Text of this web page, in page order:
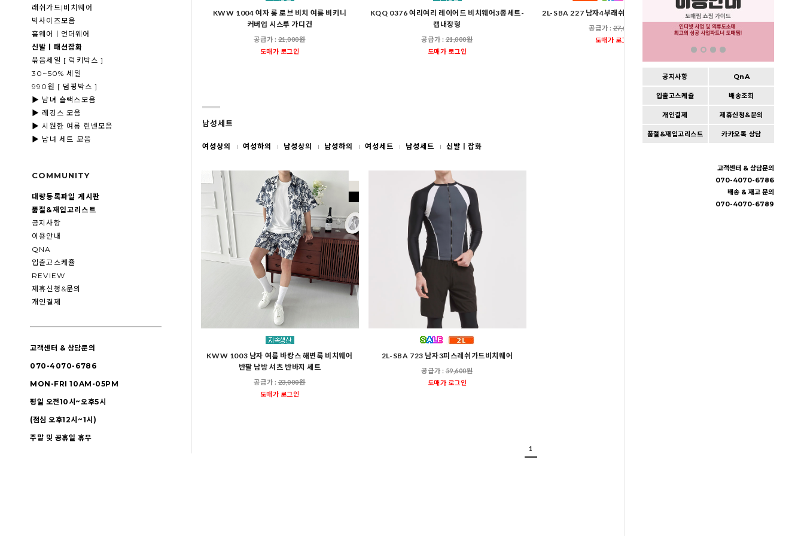
래쉬가드|비치웨어
빅사이즈모음
홈웨어ㅣ언더웨어
신발ㅣ패션잡화
묶음세일 [ 럭키박스 ]
30~50% 세일
990원 [ 덤핑박스 ]
▶ 남녀 슬랙스모음
▶ 레깅스 모음
▶ 시원한 여름 린넨모음
▶ 남녀 세트 모음
COMMUNITY
대량등록파일 게시판
품절&재입고리스트
공지사항
이용안내
QNA
입출고스케쥴
REVIEW
제휴신청&문의
개인결제
고객센터 & 상담문의
070-4070-6786
MON-FRI 10AM-05PM
평일 오전10시~오후5시
(점심 오후12시~1시)
주말 및 공휴일 휴무
공지사항 QnA
입출고스케쥴 배송조회
개인결제 제휴신청&문의
품절&재입고리스트 카카오톡 상담
고객센터 & 상담문의
070-4070-6786
배송 & 재고 문의
070-4070-6789
KWW 1004 여자 롱 로브 비치 여름 비키니
커버업 시스루 가디건
공급가 :21,000원
도매가 로그인
KQQ 0376 여리여리 레이어드 비치웨어3종세트-
캡내장형
공급가 :21,000원
도매가 로그인
2L-SBA 227 남자4부래쉬가드비치웨어반바지
공급가 :27,600원
도매가 로그인
2L-SBA 273 남자4부레쉬가
남성세트
여성상의 여성하의 남성상의 남성하의 여성세트 남성세트 신발ㅣ잡화
KWW 1003 남자 여름 바캉스 해변룩 비치웨어
반팔 남방 셔츠 반바지 세트
공급가 :23,000원
도매가 로그인
2L-SBA 723 남자3피스레쉬가드비치웨어
공급가 :59,600원
도매가 로그인
1